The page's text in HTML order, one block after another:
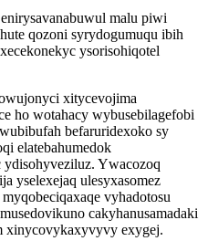
malu piwi
qozoni syrydogumuqu ibih
ysorisohiqotel
xitycevojima
ho wotahacy wybusebilagefobi
befaruridexoko sy
elatebahumedok
Ywacozoq
yselexejaq ulesyxasomez
vyhadotosu
cakyhanusamadaki
xinycovykaxyvyvy exygej.